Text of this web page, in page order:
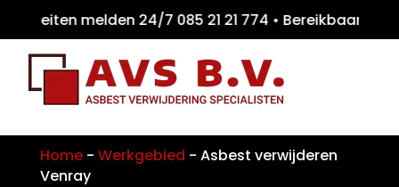
melden 24/7 085 21 21 774 •
Home- Werkgebied - Asbest verwijderen
Venray